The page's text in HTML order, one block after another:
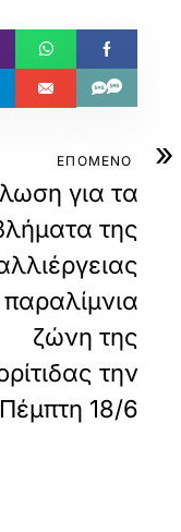
»
ΕΠΟΜΕΝΟ
για τα
της
ζώνη της
την
Πέμπτη 18/6